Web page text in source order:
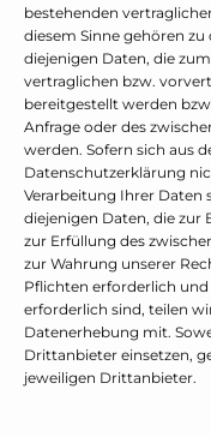
bestehenden
diesem Sinne gehören
diejenigen Daten, die
vertraglichen bzw.
bereitgestellt werden
Anfrage oder des
werden. Sofern sich aus
Datenschutzerklärung
Verarbeitung Ihrer Daten
diejenigen Daten, die
zur Erfüllung des
zur Wahrung unserer
Pflichten erforderlich
erforderlich sind, teilen
Datenerhebung mit.
Drittanbieter einsetzen,
jeweiligen Drittanbieter.